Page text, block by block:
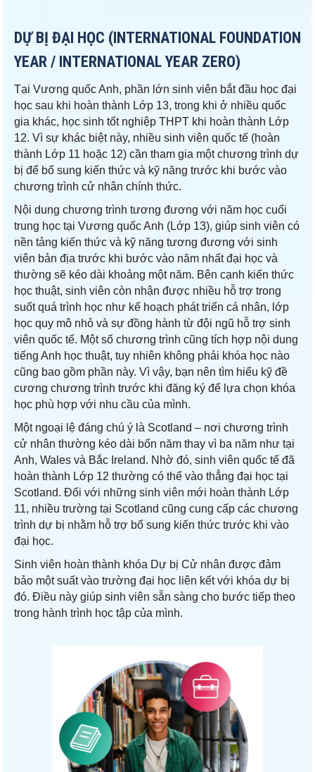
DỰ BỊ ĐẠI HỌC (INTERNATIONAL FOUNDATION
YEAR / INTERNATIONAL YEAR ZERO)
Tại Vương quốc Anh, phần lớn sinh viên bắt đầu học đại
học sau khi hoàn thành Lớp 13, trong khi ở nhiều quốc
gia khác, học sinh tốt nghiệp THPT khi hoàn thành Lớp
12. Vì sự khác biệt này, nhiều sinh viên quốc tế (hoàn
thành Lớp 11 hoặc 12) cần tham gia một chương trình dự
bị để bổ sung kiến thức và kỹ năng trước khi bước vào
chương trình cử nhân chính thức.
Nội dung chương trình tương đương với năm học cuối
trung học tại Vương quốc Anh (Lớp 13), giúp sinh viên có
nền tảng kiến thức và kỹ năng tương đương với sinh
viên bản địa trước khi bước vào năm nhất đại học và
thường sẽ kéo dài khoảng một năm. Bên cạnh kiến thức
học thuật, sinh viên còn nhận được nhiều hỗ trợ trong
suốt quá trình học như kế hoạch phát triển cá nhân, lớp
học quy mô nhỏ và sự đồng hành từ đội ngũ hỗ trợ sinh
viên quốc tế. Một số chương trình cũng tích hợp nội dung
tiếng Anh học thuật, tuy nhiên không phải khóa học nào
cũng bao gồm phần này. Vì vậy, bạn nên tìm hiểu kỹ đề
cương chương trình trước khi đăng ký để lựa chọn khóa
học phù hợp với nhu cầu của mình.
Một ngoại lệ đáng chú ý là Scotland – nơi chương trình
cử nhân thường kéo dài bốn năm thay vì ba năm như tại
Anh, Wales và Bắc Ireland. Nhờ đó, sinh viên quốc tế đã
hoàn thành Lớp 12 thường có thể vào thẳng đại học tại
Scotland. Đối với những sinh viên mới hoàn thành Lớp
11, nhiều trường tại Scotland cũng cung cấp các chương
trình dự bị nhằm hỗ trợ bổ sung kiến thức trước khi vào
đại học.
Sinh viên hoàn thành khóa Dự bị Cử nhân được đảm
bảo một suất vào trường đại học liên kết với khóa dự bị
đó. Điều này giúp sinh viên sẵn sàng cho bước tiếp theo
trong hành trình học tập của mình.